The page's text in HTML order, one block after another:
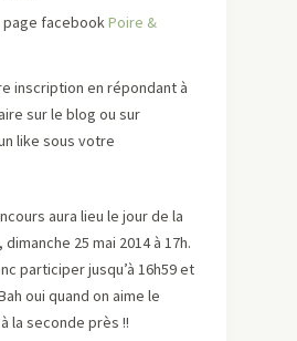
page facebookPoire &
inscription en répondant à
sur le blog ou sur
like sous votre
aura lieu le jour de la
25 mai 2014 à 17h.
participer jusqu’à 16h59 et
oui quand on aime le
la seconde près !!